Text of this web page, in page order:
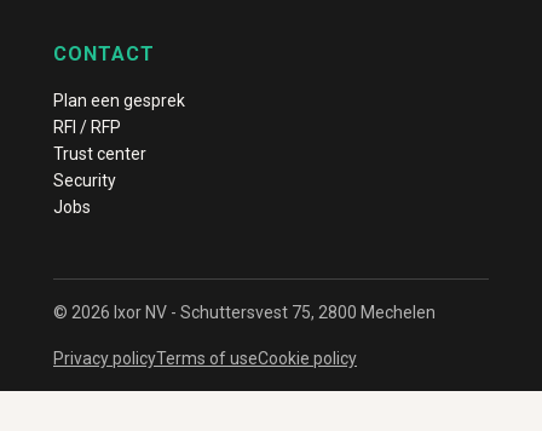
CONTACT
Plan een gesprek
RFI / RFP
Trust center
Security
Jobs
© 2026 Ixor NV - Schuttersvest 75, 2800 Mechelen
Privacy policyTerms of useCookie policy